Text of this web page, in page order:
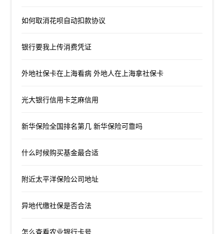
如何取消花呗自动扣款协议
银行要我上传消费凭证
外地社保卡在上海看病 外地人在上海拿社保卡
光大银行信用卡芝麻信用
新华保险全国排名第几 新华保险可靠吗
什么时候购买基金最合适
附近太平洋保险公司地址
异地代缴社保是否合法
怎么查看农业银行卡号